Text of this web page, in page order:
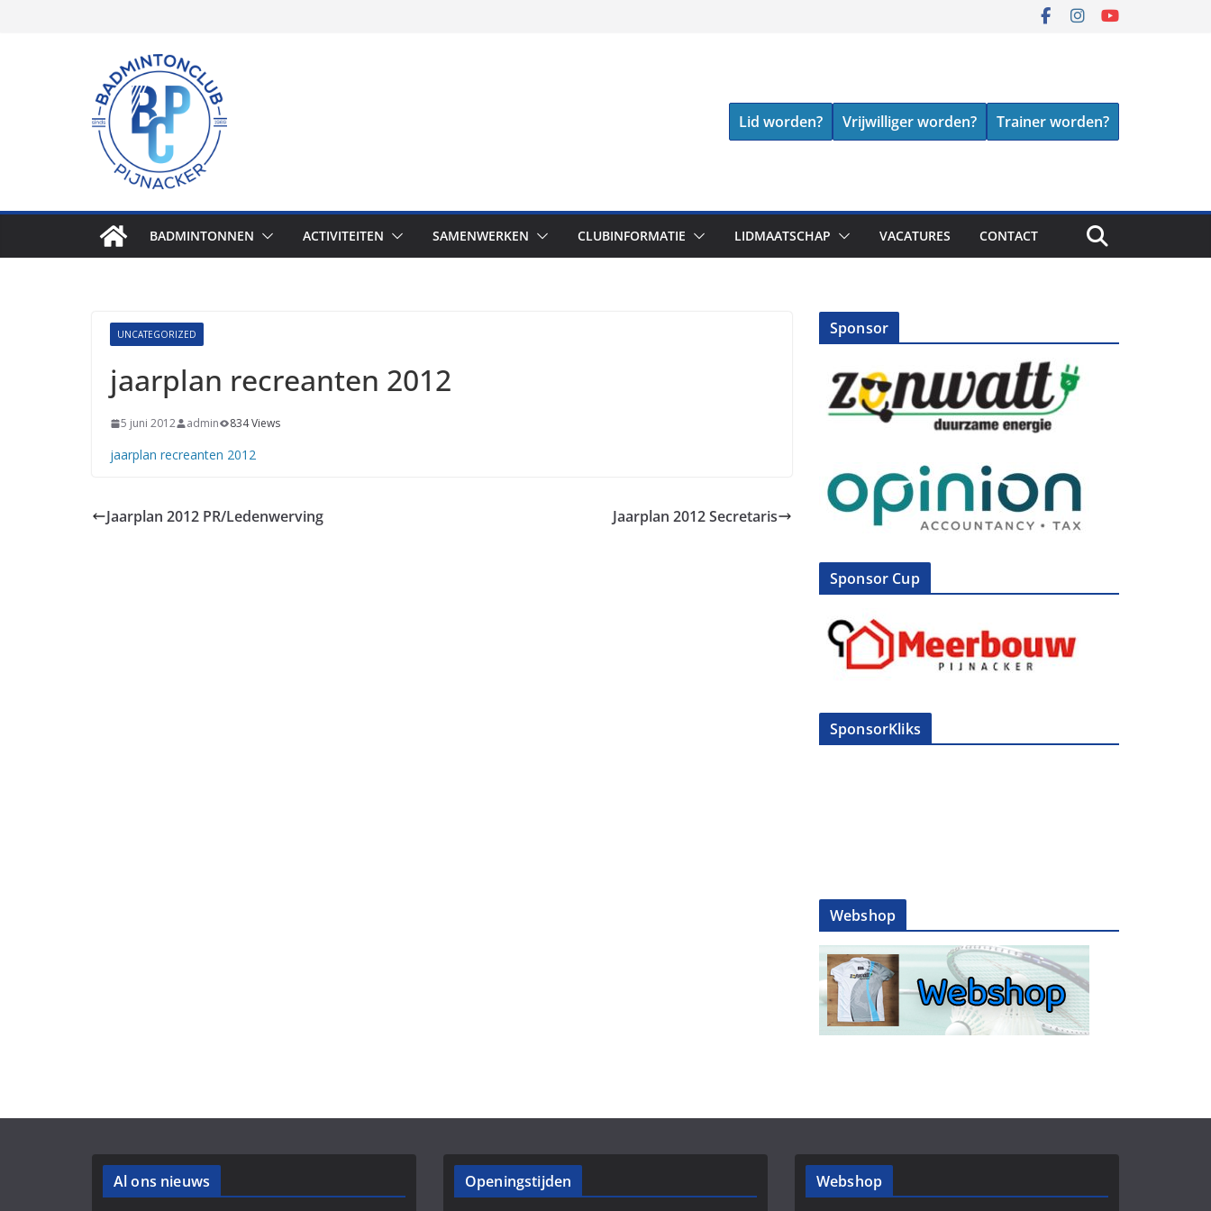
Lid worden? Vrijwilliger worden? Trainer worden?
BADMINTONNEN ACTIVITEITEN SAMENWERKEN CLUBINFORMATIE LIDMAATSCHAP VACATURES CONTACT
UNCATEGORIZED
jaarplan recreanten 2012
5 juni 2012 admin 834 Views
jaarplan recreanten 2012
Jaarplan 2012 PR/Ledenwerving Jaarplan 2012 Secretaris
Sponsor
Sponsor Cup
SponsorKliks
Webshop
Al ons nieuws Openingstijden Webshop